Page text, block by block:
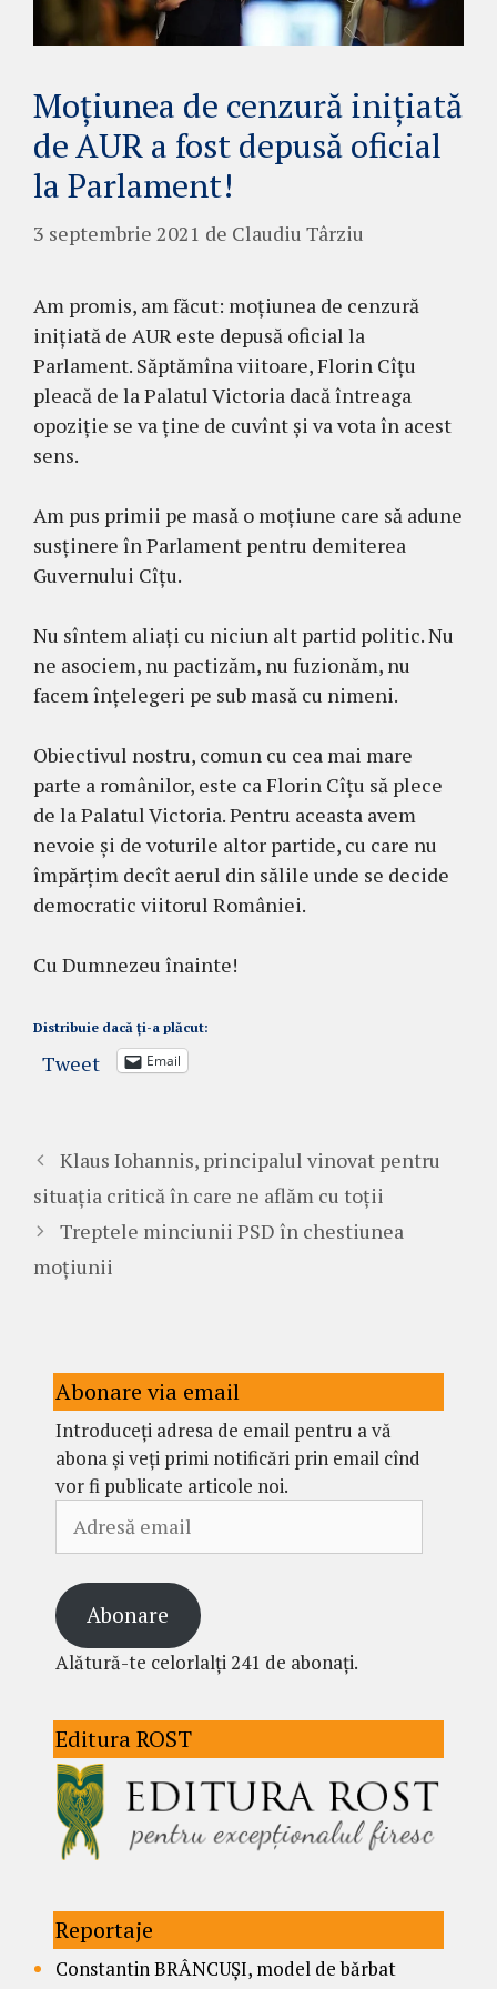
Moțiunea de cenzură inițiată
de AUR a fost depusă oficial
la Parlament!
3 septembrie 2021 de Claudiu Târziu
Am promis, am făcut: moțiunea de cenzură
inițiată de AUR este depusă oficial la
Parlament. Săptămîna viitoare, Florin Cîțu
pleacă de la Palatul Victoria dacă întreaga
opoziție se va ține de cuvînt și va vota în acest
sens.
Am pus primii pe masă o moțiune care să adune
susținere în Parlament pentru demiterea
Guvernului Cîțu.
Nu sîntem aliați cu niciun alt partid politic. Nu
ne asociem, nu pactizăm, nu fuzionăm, nu
facem înțelegeri pe sub masă cu nimeni.
Obiectivul nostru, comun cu cea mai mare
parte a românilor, este ca Florin Cîțu să plece
de la Palatul Victoria. Pentru aceasta avem
nevoie și de voturile altor partide, cu care nu
împărțim decît aerul din sălile unde se decide
democratic viitorul României.
Cu Dumnezeu înainte!
Distribuie dacă ți-a plăcut:
Tweet Email
Klaus Iohannis, principalul vinovat pentru
situația critică în care ne aflăm cu toții
Treptele minciunii PSD în chestiunea
moțiunii
Abonare via email
Introduceți adresa de email pentru a vă
abona și veți primi notificări prin email cînd
vor fi publicate articole noi.
email
Abonare
Alătură-te celorlalți 241 de abonați.
Editura ROST
Reportaje
Constantin BRÂNCUȘI, model de bărbat